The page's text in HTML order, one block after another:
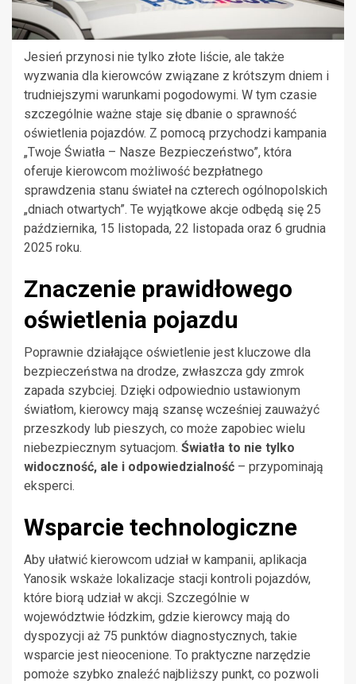
Jesień przynosi nie tylko złote liście, ale także
wyzwania dla kierowców związane z krótszym dniem i
trudniejszymi warunkami pogodowymi. W tym czasie
szczególnie ważne staje się dbanie o sprawność
oświetlenia pojazdów. Z pomocą przychodzi kampania
„Twoje Światła – Nasze Bezpieczeństwo”, która
oferuje kierowcom możliwość bezpłatnego
sprawdzenia stanu świateł na czterech ogólnopolskich
„dniach otwartych”. Te wyjątkowe akcje odbędą się 25
października, 15 listopada, 22 listopada oraz 6 grudnia
2025 roku.
Znaczenie prawidłowego
oświetlenia pojazdu
Poprawnie działające oświetlenie jest kluczowe dla
bezpieczeństwa na drodze, zwłaszcza gdy zmrok
zapada szybciej. Dzięki odpowiednio ustawionym
światłom, kierowcy mają szansę wcześniej zauważyć
przeszkody lub pieszych, co może zapobiec wielu
niebezpiecznym sytuacjom. Światła to nie tylko
widoczność, ale i odpowiedzialność – przypominają
eksperci.
Wsparcie technologiczne
Aby ułatwić kierowcom udział w kampanii, aplikacja
Yanosik wskaże lokalizacje stacji kontroli pojazdów,
które biorą udział w akcji. Szczególnie w
województwie łódzkim, gdzie kierowcy mają do
dyspozycji aż 75 punktów diagnostycznych, takie
wsparcie jest nieocenione. To praktyczne narzędzie
pomoże szybko znaleźć najbliższy punkt, co pozwoli